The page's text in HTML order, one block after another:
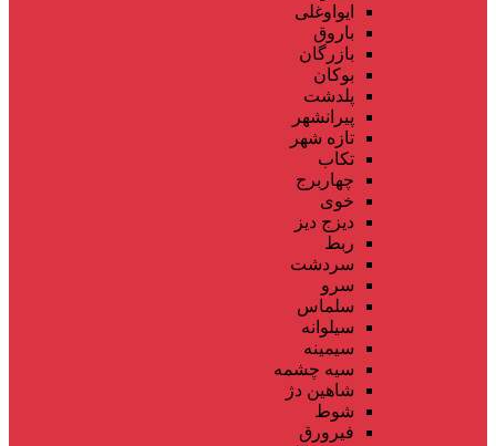
ایواوغلی
باروق
بازرگان
بوکان
پلدشت
پیرانشهر
تازه شهر
تکاب
چهاربرج
خوی
دیزج دیز
ربط
سردشت
سرو
سلماس
سیلوانه
سیمینه
سیه چشمه
شاهین دژ
شوط
فیرورق